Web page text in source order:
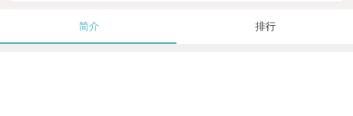
简介 排行